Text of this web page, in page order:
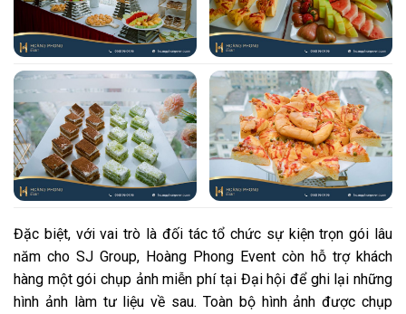
Đặc biệt, với vai trò là đối tác tổ chức sự kiện trọn gói lâu
năm cho SJ Group, Hoàng Phong Event còn hỗ trợ khách
hàng một gói chụp ảnh miễn phí tại Đại hội để ghi lại những
hình ảnh làm tư liệu về sau. Toàn bộ hình ảnh được chụp